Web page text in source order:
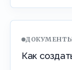
Как